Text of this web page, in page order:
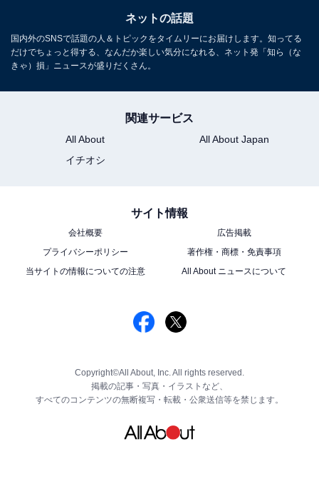
ネットの話題
国内外のSNSで話題の人＆トピックをタイムリーにお届けします。知ってる
だけでちょっと得する、なんだか楽しい気分になれる、ネット発「知ら（な
きゃ）損」ニュースが盛りだくさん。
関連サービス
All About
All About Japan
イチオシ
サイト情報
会社概要
広告掲載
プライバシーポリシー
著作権・商標・免責事項
当サイトの情報についての注意
All About ニュースについて
Copyright©All About, Inc. All rights reserved.
掲載の記事・写真・イラストなど、
すべてのコンテンツの無断複写・転載・公衆送信等を禁じます。